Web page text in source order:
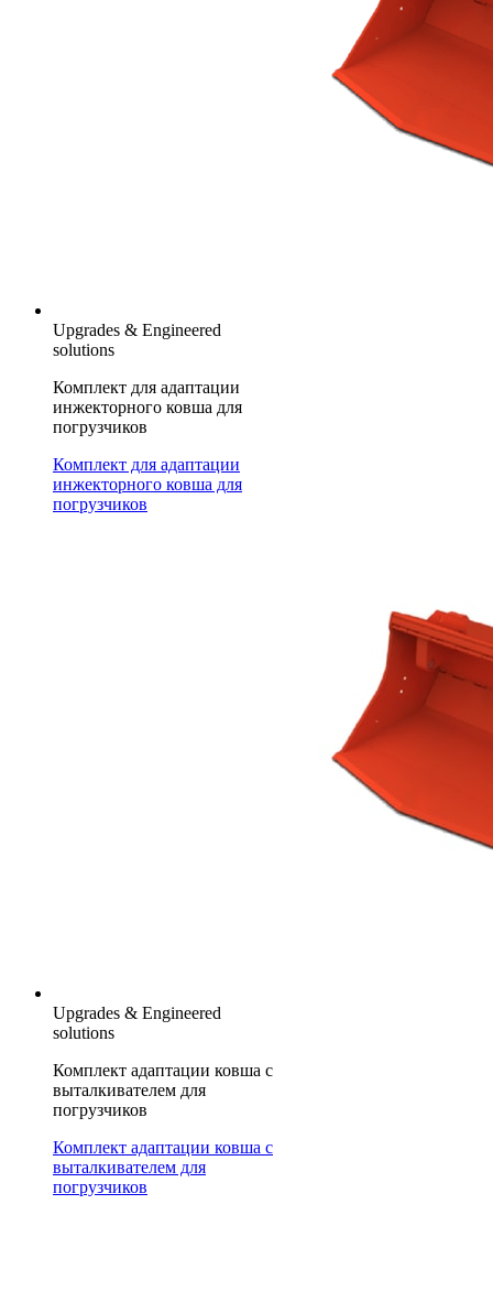
Upgrades & Engineered
solutions
Комплект для адаптации
инжекторного ковша для
погрузчиков
Комплект для адаптации
инжекторного ковша для
погрузчиков
Upgrades & Engineered
solutions
Комплект адаптации ковша с
выталкивателем для
погрузчиков
Комплект адаптации ковша с
выталкивателем для
погрузчиков